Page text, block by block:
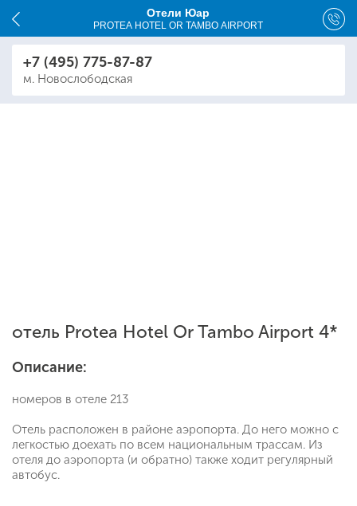
Отели Юар
PROTEA HOTEL OR TAMBO AIRPORT
+7 (495) 775-87-87
м. Новослободская
отель Protea Hotel Or Tambo Airport 4*
Описание:
номеров в отеле 213
Отель расположен в районе аэропорта. До него можно с
легкостью доехать по всем национальным трассам. Из
отеля до аэропорта (и обратно) также ходит регулярный
автобус.